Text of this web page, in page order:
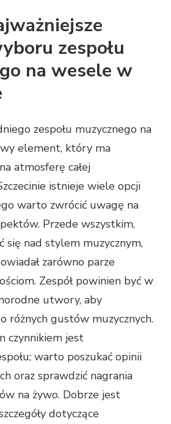
zespołu
na wesele w
zespołu muzycznego na
element, który ma
atmosferę całej
istnieje wiele opcji
warto zwrócić uwagę na
Przede wszystkim,
się nad stylem muzycznym,
zarówno parze
Zespół powinien być w
utwory, aby
różnych gustów muzycznych.
czynnikiem jest
warto poszukać opinii
oraz sprawdzić nagrania
na żywo. Dobrze jest
dotyczące